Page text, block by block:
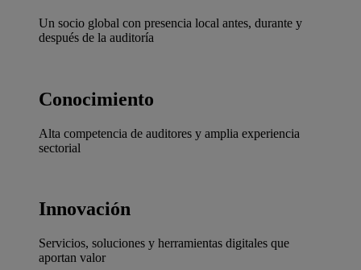
Un socio global con presencia local antes, durante y
después de la auditoría
Conocimiento
Alta competencia de auditores y amplia experiencia
sectorial
Innovación
Servicios, soluciones y herramientas digitales que
aportan valor